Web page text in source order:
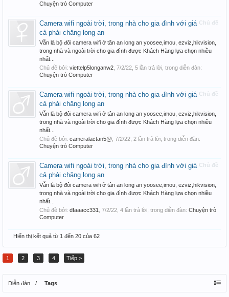
Chuyện trò Computer
Chủ đề
Camera wifi ngoài trời, trong nhà cho gia đình với giá
cả phải chăng long an
Vẫn là bộ đôi camera wifi ở tân an long an yoosee,imou, ezviz,hikvision,
trong nhà và ngoài trời cho gia đình được Khách Hàng lựa chọn nhiều
nhất...
Chủ đề bởi: viettelp5longanw2 7/2/22 , 5 lần trả lời, trong diễn đàn:
Chuyện trò Computer
Chủ đề
Camera wifi ngoài trời, trong nhà cho gia đình với giá
cả phải chăng long an
Vẫn là bộ đôi camera wifi ở tân an long an yoosee,imou, ezviz,hikvision,
trong nhà và ngoài trời cho gia đình được Khách Hàng lựa chọn nhiều
nhất...
Chủ đề bởi: cameralactan5@ 7/2/22 , 2 lần trả lời, trong diễn đàn:
Chuyện trò Computer
Chủ đề
Camera wifi ngoài trời, trong nhà cho gia đình với giá
cả phải chăng long an
Vẫn là bộ đôi camera wifi ở tân an long an yoosee,imou, ezviz,hikvision,
trong nhà và ngoài trời cho gia đình được Khách Hàng lựa chọn nhiều
nhất...
Chủ đề bởi: dfaaacc331 7/2/22 , 4 lần trả lời, trong diễn đàn: Chuyện trò
Computer
Hiển thị kết quả từ 1 đến 20 của 62
1 2 3 4 Tiếp >
Diễn đàn Tags